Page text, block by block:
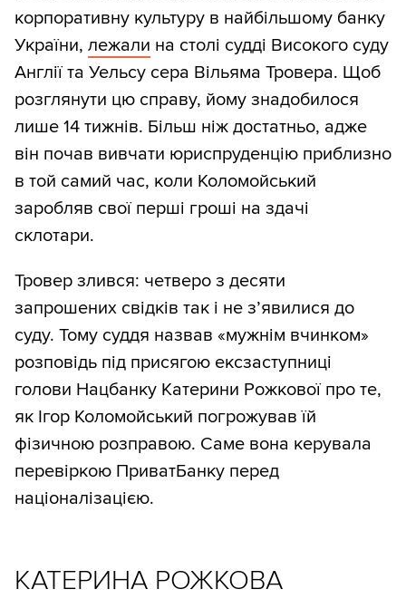
корпоративну культуру в найбільшому банку
України, лежали на столі судді Високого суду
Англії та Уельсу сера Вільяма Тровера. Щоб
розглянути цю справу, йому знадобилося
лише 14 тижнів. Більш ніж достатньо, адже
він почав вивчати юриспруденцію приблизно
в той самий час, коли Коломойський
заробляв свої перші гроші на здачі
склотари.
Тровер злився: четверо з десяти
запрошених свідків так і не з’явилися до
суду. Тому суддя назвав «мужнім вчинком»
розповідь під присягою ексзаступниці
голови Нацбанку Катерини Рожкової про те,
як Ігор Коломойський погрожував їй
фізичною розправою. Саме вона керувала
перевіркою ПриватБанку перед
націоналізацією.
КАТЕРИНА РОЖКОВА